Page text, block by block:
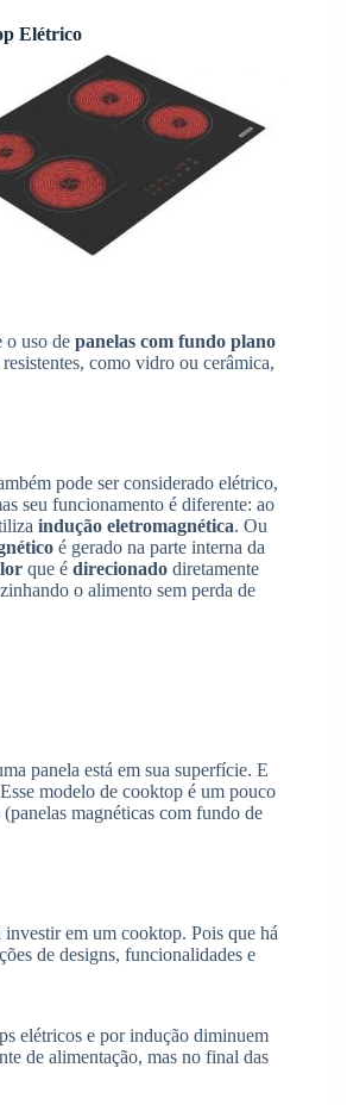
Elétrico
o uso de panelas com fundo plano
como vidro ou cerâmica,
pode ser considerado elétrico,
seu funcionamento é diferente: ao
indução eletromagnética. Ou
é gerado na parte interna da
que é direcionado diretamente
o alimento sem perda de
panela está em sua superfície. E
modelo de cooktop é um pouco
magnéticas com fundo de
em um cooktop. Pois que há
de designs, funcionalidades e
elétricos e por indução diminuem
de alimentação, mas no final das